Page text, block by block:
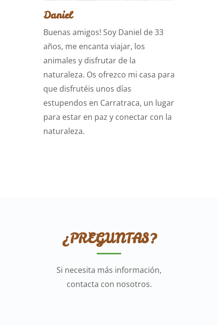
Daniel
Buenas amigos! Soy Daniel de 33
años, me encanta viajar, los
animales y disfrutar de la
naturaleza. Os ofrezco mi casa para
que disfrutéis unos días
estupendos en Carratraca, un lugar
para estar en paz y conectar con la
naturaleza.
¿PREGUNTAS?
Si necesita más información,
contacta con nosotros.